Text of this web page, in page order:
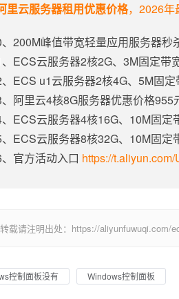
里云服务器租用优惠价格，2026年
200M峰值带宽轻量应用服务器秒
ECS云服务器2核2G、3M固定带
ECS u1云服务器2核4G、5M固
阿里云4核8G服务器优惠价格955
ECS云服务器4核16G、10M固定
ECS云服务器8核32G、10M固定
官方活动入口 https://t.aliyun.com/
载请注明出处：https://aliyunfuwuqi.com/
控制面板没有 Windows控制面板